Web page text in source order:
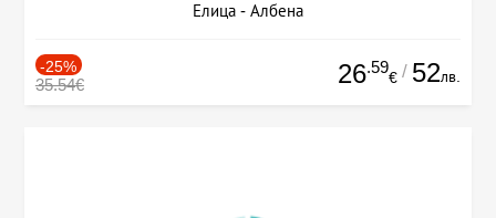
Елица - Албена
-25%
35.54€ 26.59
€ / 52лв.